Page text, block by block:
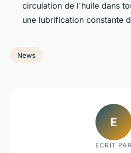
circulation de l'huile dans
une lubrification constante
News
E
ECRIT PAR